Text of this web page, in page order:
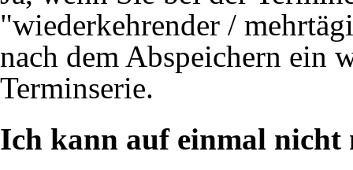
"wiederkehrender /
nach dem Abspeichern ein
Terminserie.
Ich kann auf einmal nicht